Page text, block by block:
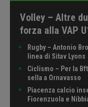
Volley – Altre
forza alla VAP
Rugby – Antonio
linea di Sitav Lyons
Ciclismo – Per la
sella a Ornavasso
Piacenza calcio
Fiorenzuola e